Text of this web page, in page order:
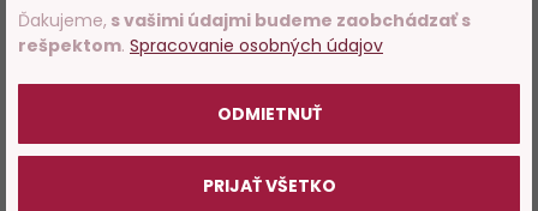
Ďakujeme, s vašimi údajmi budeme zaobchádzať s
rešpektom. Spracovanie osobných údajov
ODMIETNUŤ
PRIJAŤ VŠETKO